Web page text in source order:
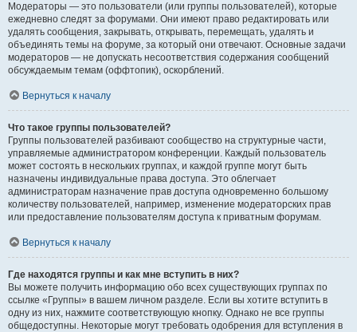
Модераторы — это пользователи (или группы пользователей), которые
ежедневно следят за форумами. Они имеют право редактировать или
удалять сообщения, закрывать, открывать, перемещать, удалять и
объединять темы на форуме, за который они отвечают. Основные задачи
модераторов — не допускать несоответствия содержания сообщений
обсуждаемым темам (оффтопик), оскорблений.
Вернуться к началу
Что такое группы пользователей?
Группы пользователей разбивают сообщество на структурные части,
управляемые администратором конференции. Каждый пользователь
может состоять в нескольких группах, и каждой группе могут быть
назначены индивидуальные права доступа. Это облегчает
администраторам назначение прав доступа одновременно большому
количеству пользователей, например, изменение модераторских прав
или предоставление пользователям доступа к приватным форумам.
Вернуться к началу
Где находятся группы и как мне вступить в них?
Вы можете получить информацию обо всех существующих группах по
ссылке «Группы» в вашем личном разделе. Если вы хотите вступить в
одну из них, нажмите соответствующую кнопку. Однако не все группы
общедоступны. Некоторые могут требовать одобрения для вступления в